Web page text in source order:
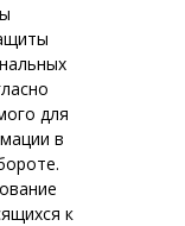
для
в
к